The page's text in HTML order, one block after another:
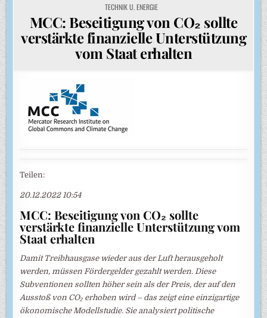
POSTED
IN
TECHNIK U. ENERGIE
MCC: Beseitigung von CO₂ sollte
verstärkte finanzielle Unterstützung
vom Staat erhalten
Teilen:
20.12.2022 10:54
MCC: Beseitigung von CO₂ sollte
verstärkte finanzielle Unterstützung vom
Staat erhalten
Damit Treibhausgase wieder aus der Luft herausgeholt
werden, müssen Fördergelder gezahlt werden. Diese
Subventionen sollten höher sein als der Preis, der auf den
Ausstoß von CO₂ erhoben wird – das zeigt eine einzigartige
ökonomische Modellstudie. Sie analysiert politische